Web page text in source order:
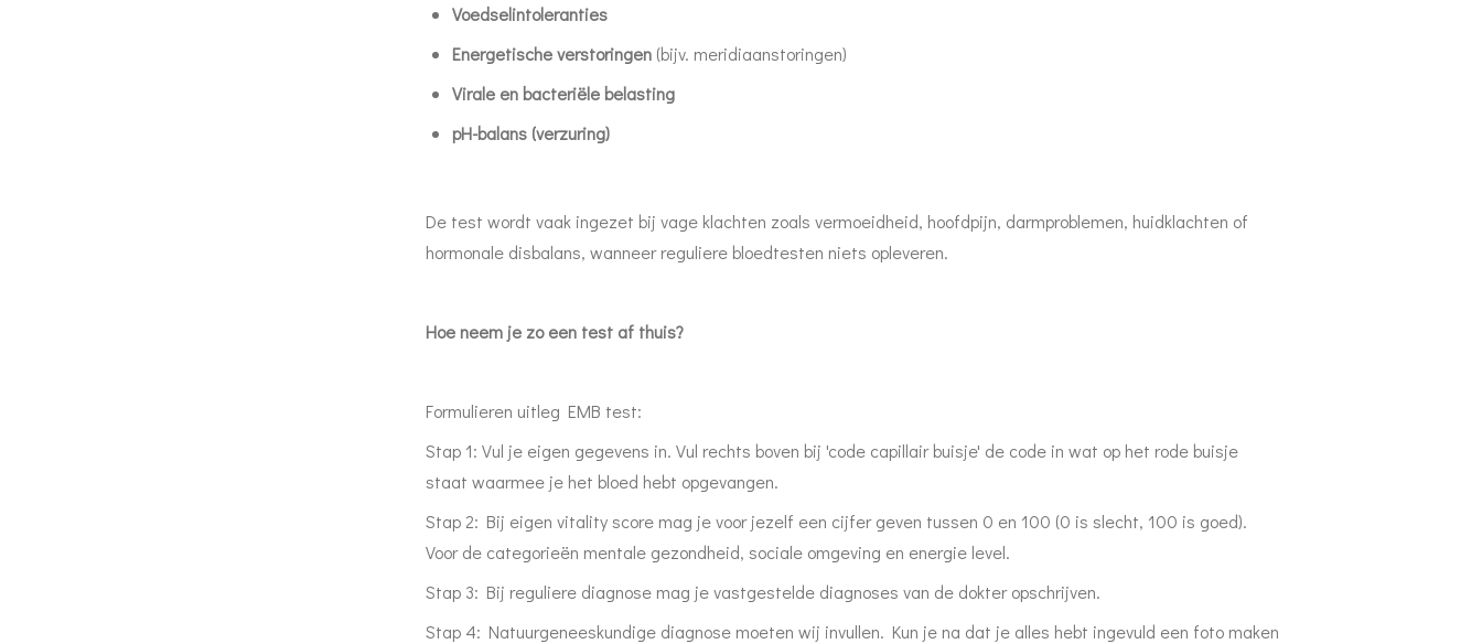
Voedselintoleranties
Energetische verstoringen (bijv. meridiaanstoringen)
Virale en bacteriële belasting
pH-balans (verzuring)
De test wordt vaak ingezet bij vage klachten zoals vermoeidheid, hoofdpijn, darmproblemen, huidklachten of
hormonale disbalans, wanneer reguliere bloedtesten niets opleveren.
Hoe neem je zo een test af thuis?
Formulieren uitleg EMB test:
Stap 1: Vul je eigen gegevens in. Vul rechts boven bij 'code capillair buisje' de code in wat op het rode buisje
staat waarmee je het bloed hebt opgevangen.
Stap 2: Bij eigen vitality score mag je voor jezelf een cijfer geven tussen 0 en 100 (0 is slecht, 100 is goed).
Voor de categorieën mentale gezondheid, sociale omgeving en energie level.
Stap 3: Bij reguliere diagnose mag je vastgestelde diagnoses van de dokter opschrijven.
Stap 4: Natuurgeneeskundige diagnose moeten wij invullen. Kun je na dat je alles hebt ingevuld een foto maken